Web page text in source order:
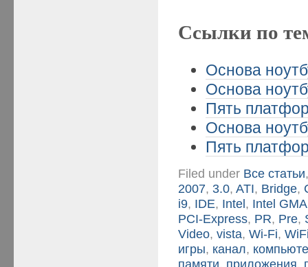
Ссылки по
Основа
Основа
Пять
Основа
Пять
Filed under Все статьи
2007, 3.0,ATI, Bridge,
i9, IDE, Intel, Intel GMA
PCI-Express, PR, Pre,
Video,vista,Wi-Fi,
игры, канал,
памяти, приложения,